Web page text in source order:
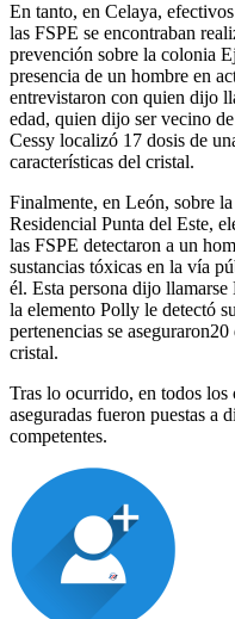
En tanto, en Celaya,
las FSPE se encontraban
prevención sobre la colonia
presencia de un hombre en
entrevistaron con quien dijo
edad, quien dijo ser vecino
Cessy localizó 17 dosis de
características del cristal.
Finalmente, en León, sobre
Residencial Punta del Este,
las FSPE detectaron a un
sustancias tóxicas en la vía
él. Esta persona dijo llamarse
la elemento Polly le detectó
pertenencias se
cristal.
Tras lo ocurrido, en todos los
aseguradas fueron puestas a
competentes.